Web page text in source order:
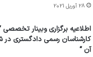
28 آوریل 2021
اطلاعیه برگزاری وبینار
کارشناسان رسمی دادگستری در
آن “